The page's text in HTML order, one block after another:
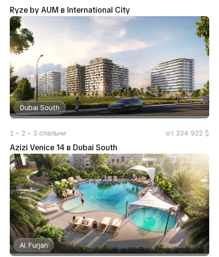
Ryze by AUM в International City
Dubai South
1 2 3 спальни от 334 922 $
Azizi Venice 14 в Dubai South
Al Furjan